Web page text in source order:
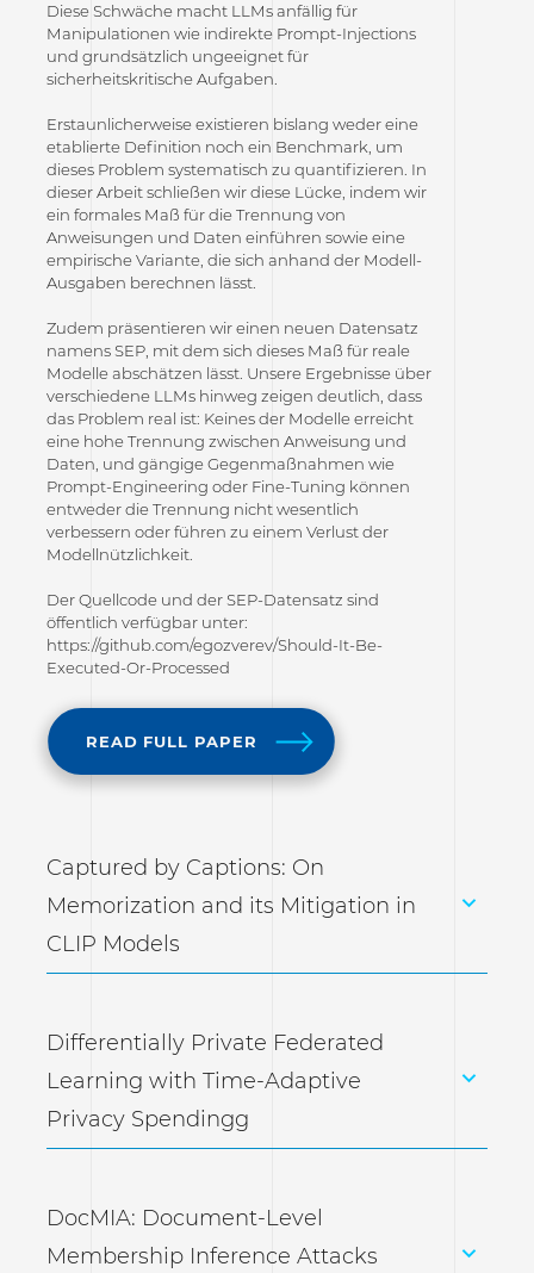
Diese Schwäche macht LLMs anfällig für
Manipulationen wie indirekte Prompt-Injections
und grundsätzlich ungeeignet für
sicherheitskritische Aufgaben.
Erstaunlicherweise existieren bislang weder eine
etablierte Definition noch ein Benchmark, um
dieses Problem systematisch zu quantifizieren. In
dieser Arbeit schließen wir diese Lücke, indem wir
ein formales Maß für die Trennung von
Anweisungen und Daten einführen sowie eine
empirische Variante, die sich anhand der Modell-
Ausgaben berechnen lässt.
Zudem präsentieren wir einen neuen Datensatz
namens SEP, mit dem sich dieses Maß für reale
Modelle abschätzen lässt. Unsere Ergebnisse über
verschiedene LLMs hinweg zeigen deutlich, dass
das Problem real ist: Keines der Modelle erreicht
eine hohe Trennung zwischen Anweisung und
Daten, und gängige Gegenmaßnahmen wie
Prompt-Engineering oder Fine-Tuning können
entweder die Trennung nicht wesentlich
verbessern oder führen zu einem Verlust der
Modellnützlichkeit.
Der Quellcode und der SEP-Datensatz sind
öffentlich verfügbar unter:
https://github.com/egozverev/Should-It-Be-
Executed-Or-Processed
READ FULL PAPER
Captured by Captions: On
Memorization and its Mitigation in
CLIP Models
Differentially Private Federated
Learning with Time-Adaptive
Privacy Spendingg
DocMIA: Document-Level
Membership Inference Attacks